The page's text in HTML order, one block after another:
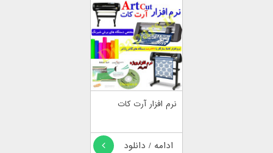
نرم افزار آرت کات
ادامه / دانلود